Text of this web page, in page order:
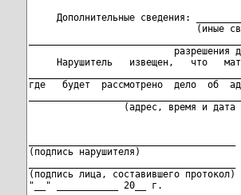
Дополнительные сведения:
(иные
разрешения
Нарушитель   извещен,   что
где   будет  рассмотрено  дело  об
(подпись нарушителя)
(подпись лица, составившего